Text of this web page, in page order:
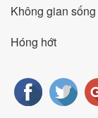
Không gian sống
Hóng hớt